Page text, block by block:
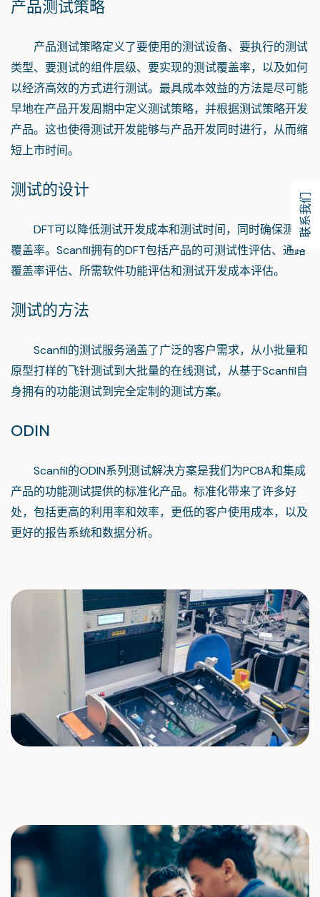
联系我们
产品测试策略
产品测试策略定义了要使用的测试设备、要执行的测试
类型、要测试的组件层级、要实现的测试覆盖率，以及如何
以经济高效的方式进行测试。最具成本效益的方法是尽可能
早地在产品开发周期中定义测试策略，并根据测试策略开发
产品。这也使得测试开发能够与产品开发同时进行，从而缩
短上市时间。
测试的设计
DFT可以降低测试开发成本和测试时间，同时确保测试
覆盖率。Scanfil拥有的DFT包括产品的可测试性评估、通路
覆盖率评估、所需软件功能评估和测试开发成本评估。
测试的方法
Scanfil的测试服务涵盖了广泛的客户需求，从小批量和
原型打样的飞针测试到大批量的在线测试，从基于Scanfil自
身拥有的功能测试到完全定制的测试方案。
ODIN
Scanfil的ODIN系列测试解决方案是我们为PCBA和集成
产品的功能测试提供的标准化产品。标准化带来了许多好
处，包括更高的利用率和效率，更低的客户使用成本，以及
更好的报告系统和数据分析。